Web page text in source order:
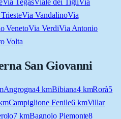
Via TegasViale dei TigliVia
Via VandalinoVia
VenetoVia VerdiVia Antonio
Volta
San Giovanni
Angrogna4 kmBibiana4kmRorà5
Campiglione Fenile6kmVillar
7 kmBagnolo Piemonte8